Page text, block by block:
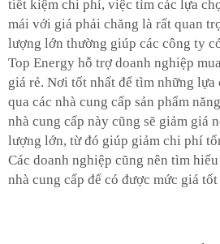
tiết kiệm chi phí, việc tìm các lựa
mái với giá phải chăng là rất quan
lượng lớn thường giúp các công ty
Top Energy hỗ trợ doanh nghiệp
giá rẻ. Nơi tốt nhất để tìm những
qua các nhà cung cấp sản phẩm
nhà cung cấp này cũng sẽ giảm giá
lượng lớn, từ đó giúp giảm chi phí
Các doanh nghiệp cũng nên tìm
nhà cung cấp để có được mức giá tốt